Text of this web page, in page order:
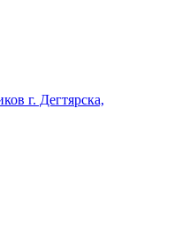
г. Дегтярска,